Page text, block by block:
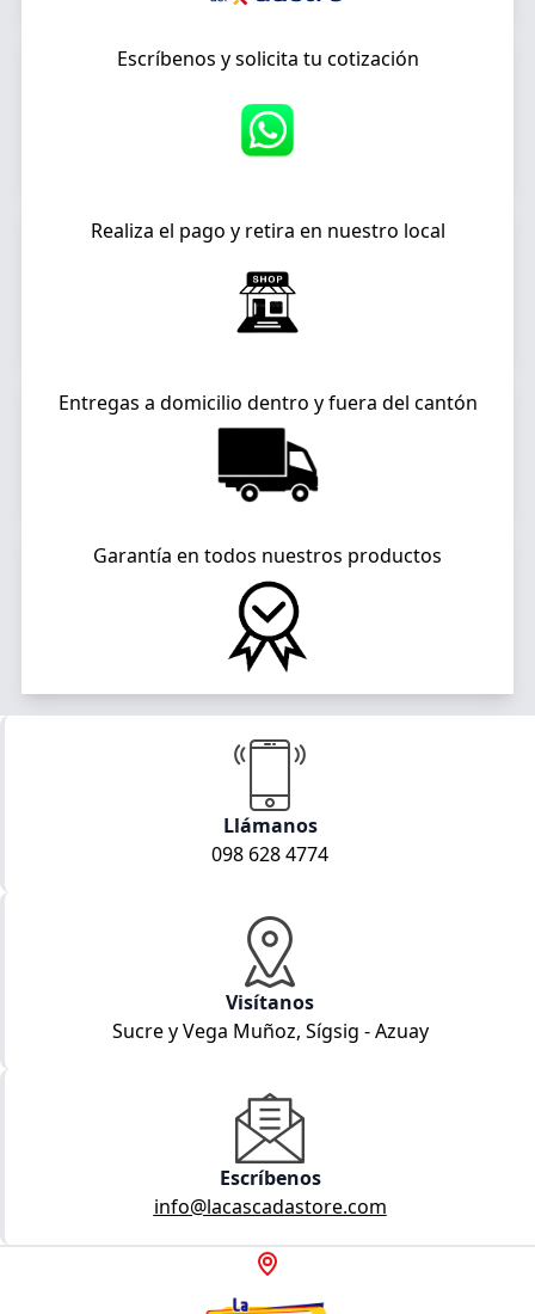
Escríbenos y solicita tu cotización
Realiza el pago y retira en nuestro local
Entregas a domicilio dentro y fuera del cantón
Garantía en todos nuestros productos
Llámanos
098 628 4774
Visítanos
Sucre y Vega Muñoz, Sígsig - Azuay
Escríbenos
info@lacascadastore.com